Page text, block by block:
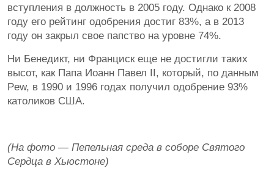
вступления в должность в 2005 году. Однако к 2008
году его рейтинг одобрения достиг 83%, а в 2013
году он закрыл свое папство на уровне 74%.
Ни Бенедикт, ни Франциск еще не достигли таких
высот, как Папа Иоанн Павел II, который, по данным
Pew, в 1990 и 1996 годах получил одобрение 93%
католиков США.
(На фото — Пепельная среда в соборе Святого
Сердца в Хьюстоне)